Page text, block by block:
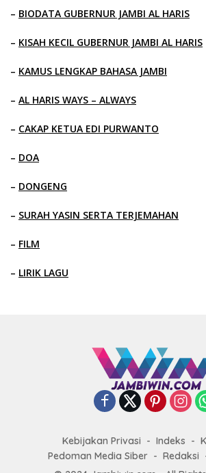
– BIODATA GUBERNUR JAMBI AL HARIS
– KISAH KECIL GUBERNUR JAMBI AL HARIS
– KAMUS LENGKAP BAHASA JAMBI
– AL HARIS WAYS – ALWAYS
– CAKAP KETUA EDI PURWANTO
– DOA
– DONGENG
– SURAH YASIN SERTA TERJEMAHAN
– FILM
– LIRIK LAGU
Kebijakan Privasi Indeks
Pedoman Media Siber
Redaksi